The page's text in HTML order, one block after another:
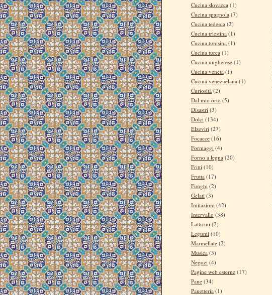
Cucina slovacca (1)
Cucina spagnola (7)
Cucina tedesca (2)
Cucina triestina (1)
Cucina tunisina (1)
Cucina turca (1)
Cucina ungherese (1)
Cucina veneta (1)
Cucina venezuelana (1)
Curiosità (2)
Dal mio orto (5)
Disastri (3)
Dolci (134)
Elzeviri (27)
Focacce (16)
Formaggi (4)
Forno a legna (20)
Fritti (10)
Frutta (17)
Funghi (2)
Gelati (3)
Imitazioni (42)
Intervallo (38)
Latticini (2)
Legumi (10)
Marmellate (2)
Musica (3)
Negozi (4)
Pagine web esterne (17)
Pane (34)
Panetteria (1)